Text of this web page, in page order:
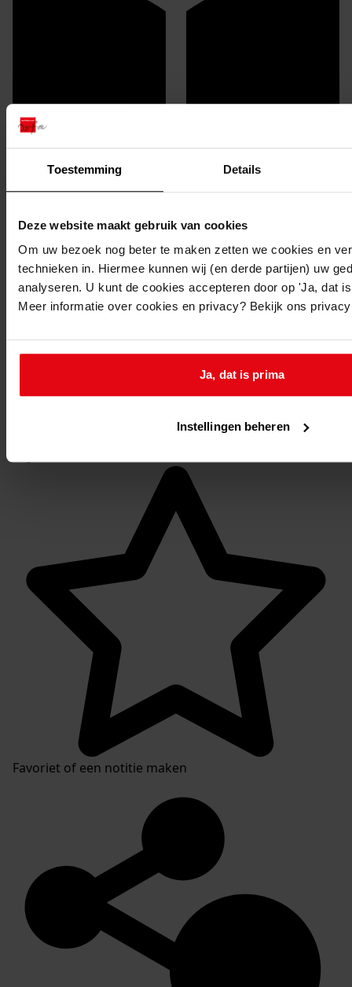
Toestemming Details
Deze website maakt gebruik van cookies
Om uw bezoek nog beter te maken zetten we cookies en
technieken in. Hiermee kunnen wij (en derde partijen) uw
analyseren. U kunt de cookies accepteren door op 'Ja, dat
Meer informatie over cookies en privacy? Bekijk ons
Ja, dat is prima
Instellingen beheren
U kunt dit stuk / deze stukken in origineel raadplegen
U heeft daarvoor de volgende gegevens nodig:
Archiefnummer: 1535
Inventarisnummer: 877
U kunt degewenste stukkenonline reserveren via de
Favoriet of een notitie maken